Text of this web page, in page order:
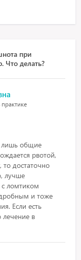
при
Что делать?
общие
рвотой,
то достаточно
лучше
ломтиком
и тоже
Если есть
лечение в